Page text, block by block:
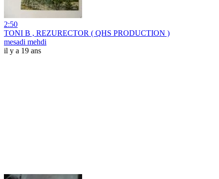
2:50
TONI B , REZURECTOR ( QHS PRODUCTION )
mesadi mehdi
il y a 19 ans